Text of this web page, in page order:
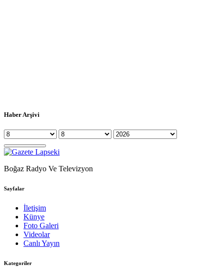
Haber Arşivi
Boğaz Radyo Ve Televizyon
Sayfalar
İletişim
Künye
Foto Galeri
Videolar
Canlı Yayın
Kategoriler